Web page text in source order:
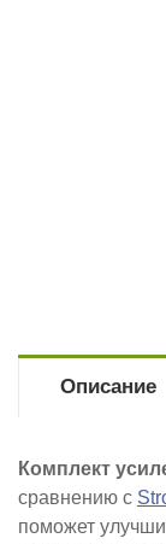
Описание
Комплект
сравнению с
поможет